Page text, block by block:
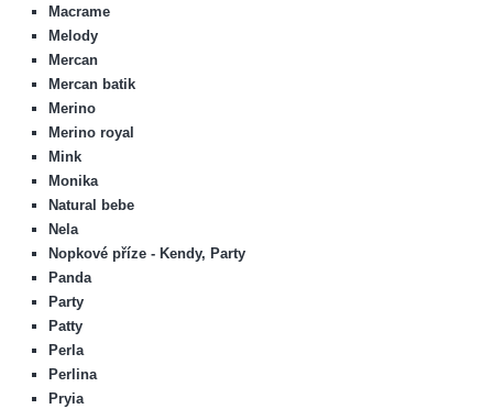
Macrame
Melody
Mercan
Mercan batik
Merino
Merino royal
Mink
Monika
Natural bebe
Nela
Nopkové příze - Kendy, Party
Panda
Party
Patty
Perla
Perlina
Pryia